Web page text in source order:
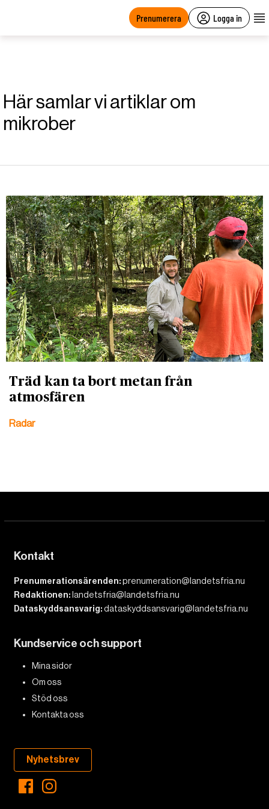
Prenumerera Logga in
Här samlar vi artiklar om
mikrober
Träd kan ta bort metan från
atmosfären
Radar
Kontakt
Prenumerationsärenden:prenumeration@landetsfria.nu
Redaktionen:landetsfria@landetsfria.nu
Dataskyddsansvarig:dataskyddsansvarig@landetsfria.nu
Kundservice och support
Mina sidor
Om oss
Stöd oss
Kontakta oss
Nyhetsbrev